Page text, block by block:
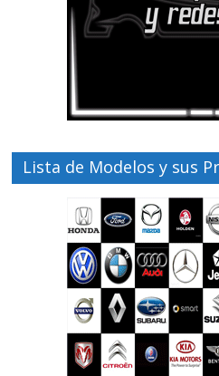
Lista de Modelos y sus